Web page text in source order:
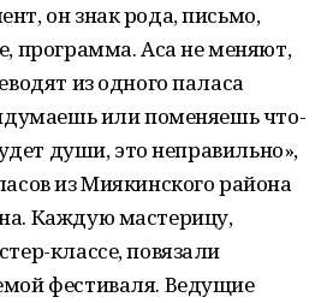
он знак рода, письмо,
программа. Аса не меняют,
из одного паласа
или поменяешь что-
души, это неправильно»,
из Миякинского района
Каждую мастерицу,
классе, повязали
фестиваля. Ведущие